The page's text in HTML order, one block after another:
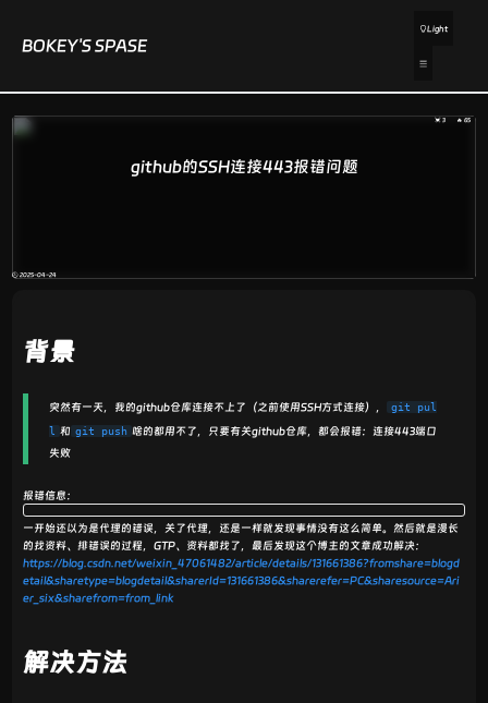
BOKEY'S SPASE
Light
💓 3 🔥 65
github的SSH连接443报错问题
🕘 2025-04-24
背景
突然有一天，我的github仓库连接不上了（之前使用SSH方式连接），
git pul
l 和 git push 啥的都用不了，只要有关github仓库，都会报错：连接443端口
失败
报错信息：
一开始还以为是代理的错误，关了代理，还是一样就发现事情没有这么简单。然后就是漫长
的找资料、排错误的过程，GTP、资料都找了，最后发现这个博主的文章成功解决：
https://blog.csdn.net/weixin_47061482/article/details/131661386?fromshare=blogd
etail&sharetype=blogdetail&sharerId=131661386&sharerefer=PC&sharesource=Ari
er_six&sharefrom=from_link
解决方法